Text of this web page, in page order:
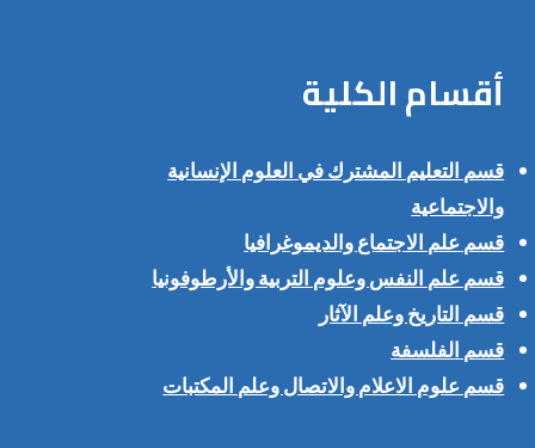
أقسام الكلية
قسم التعليم المشترك في العلوم الإنسانية
والاجتماعية
قسم علم الاجتماع والديموغرافيا
قسم علم النفس وعلوم التربية والأرطوفونيا
قسم التاريخ وعلم الآثار
قسم الفلسفة
قسم علوم الاعلام والاتصال وعلم المكتبات